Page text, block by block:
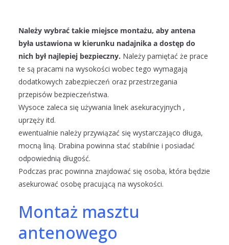
Należy wybrać takie miejsce montażu, aby antena
była ustawiona w kierunku nadajnika a dostęp do
nich był najlepiej bezpieczny. Należy pamiętać że prace
te są pracami na wysokości wobec tego wymagają
dodatkowych zabezpieczeń oraz przestrzegania
przepisów bezpieczeństwa.
Wysoce zaleca się używania linek asekuracyjnych ,
uprzęży itd.
ewentualnie należy przywiązać się wystarczająco długa,
mocną liną. Drabina powinna stać stabilnie i posiadać
odpowiednią długość.
Podczas prac powinna znajdować się osoba, która będzie
asekurować osobę pracującą na wysokości.
Montaż masztu
antenowego